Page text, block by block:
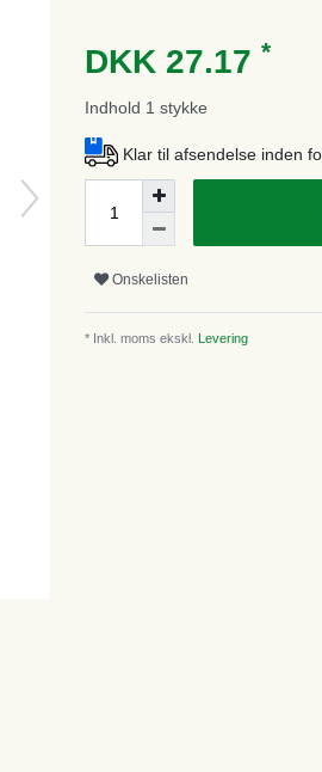
DKK 27.17 *
Indhold 1 stykke
Klar til afsendelse inden
Onskelisten
* Inkl. moms ekskl. Levering